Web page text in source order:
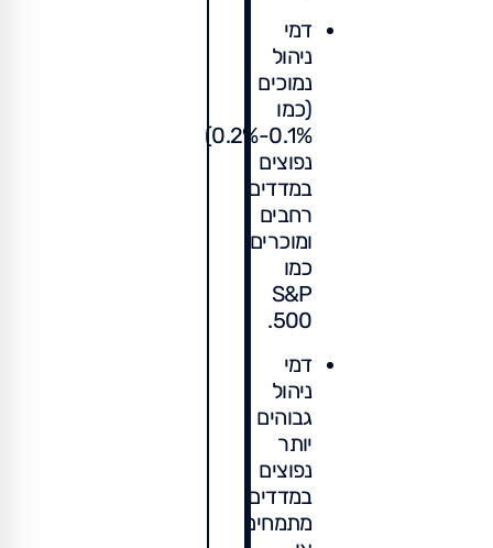
דמי
ניהול
נמוכים
(כמו
0.1%-0.2%)
נפוצים
במדדים
רחבים
ומוכרים
כמו
S&P
500.
דמי
ניהול
גבוהים
יותר
נפוצים
במדדים
מתמחים